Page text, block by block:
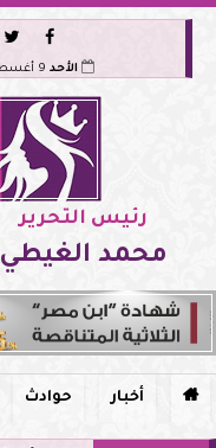


الأحد
رئيس التحرير
محمد الغيطي
 أخبار حوادث